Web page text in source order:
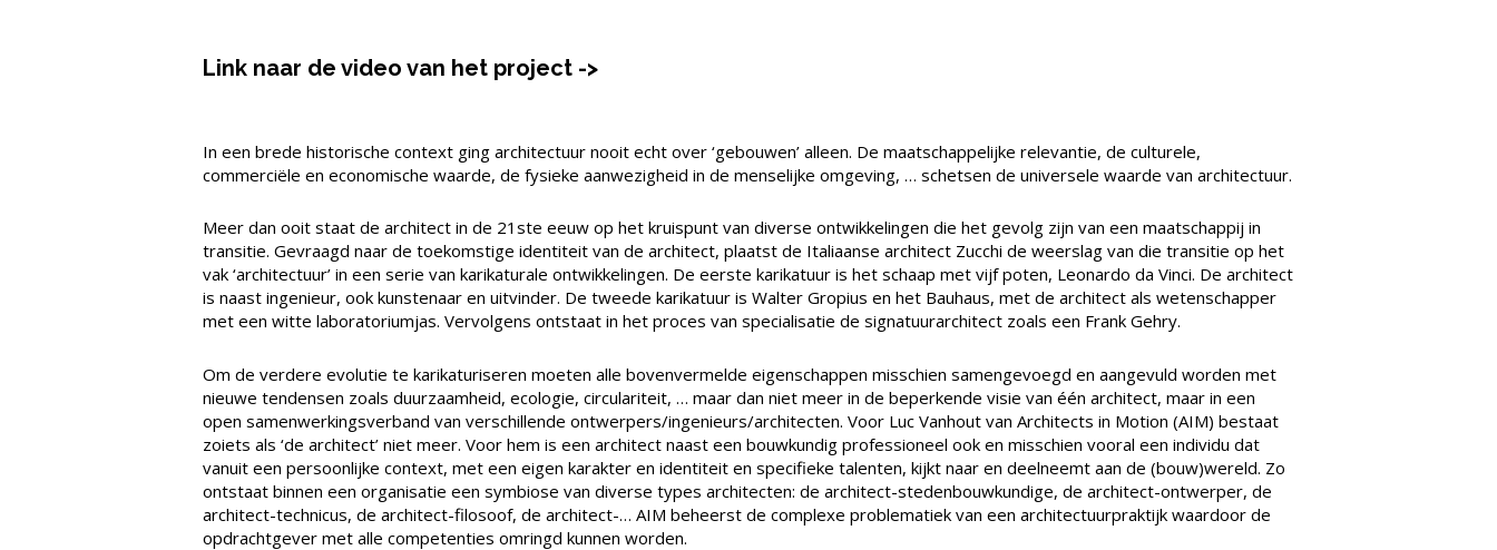
Link naar de video van het project ->
In een brede historische context ging architectuur nooit echt over ‘gebouwen’ alleen. De maatschappelijke relevantie, de culturele,
commerciële en economische waarde, de fysieke aanwezigheid in de menselijke omgeving, … schetsen de universele waarde van architectuur.
Meer dan ooit staat de architect in de 21ste eeuw op het kruispunt van diverse ontwikkelingen die het gevolg zijn van een maatschappij in
transitie. Gevraagd naar de toekomstige identiteit van de architect, plaatst de Italiaanse architect Zucchi de weerslag van die transitie op het
vak ‘architectuur’ in een serie van karikaturale ontwikkelingen. De eerste karikatuur is het schaap met vijf poten, Leonardo da Vinci. De architect
is naast ingenieur, ook kunstenaar en uitvinder. De tweede karikatuur is Walter Gropius en het Bauhaus, met de architect als wetenschapper
met een witte laboratoriumjas. Vervolgens ontstaat in het proces van specialisatie de signatuurarchitect zoals een Frank Gehry.
Om de verdere evolutie te karikaturiseren moeten alle bovenvermelde eigenschappen misschien samengevoegd en aangevuld worden met
nieuwe tendensen zoals duurzaamheid, ecologie, circulariteit, … maar dan niet meer in de beperkende visie van één architect, maar in een
open samenwerkingsverband van verschillende ontwerpers/ingenieurs/architecten. Voor Luc Vanhout van Architects in Motion (AIM) bestaat
zoiets als ‘de architect’ niet meer. Voor hem is een architect naast een bouwkundig professioneel ook en misschien vooral een individu dat
vanuit een persoonlijke context, met een eigen karakter en identiteit en specifieke talenten, kijkt naar en deelneemt aan de (bouw)wereld. Zo
ontstaat binnen een organisatie een symbiose van diverse types architecten: de architect-stedenbouwkundige, de architect-ontwerper, de
architect-technicus, de architect-filosoof, de architect-… AIM beheerst de complexe problematiek van een architectuurpraktijk waardoor de
opdrachtgever met alle competenties omringd kunnen worden.